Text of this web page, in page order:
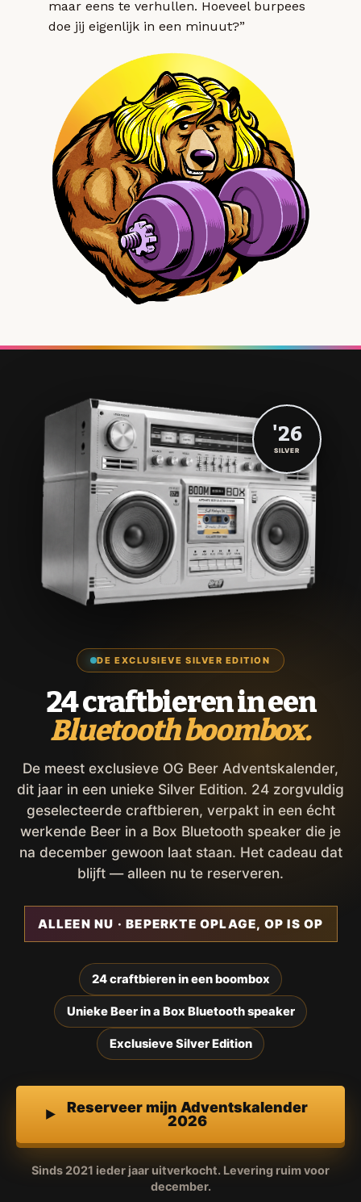
maar eens te verhullen. Hoeveel burpees
doe jij eigenlijk in een minuut?”
DE EXCLUSIEVE SILVER EDITION
24 craftbieren in een
Bluetooth boombox.
De meest exclusieve OG Beer Adventskalender,
dit jaar in een unieke Silver Edition. 24 zorgvuldig
geselecteerde craftbieren, verpakt in een écht
werkende Beer in a Box Bluetooth speaker die je
na december gewoon laat staan. Het cadeau dat
blijft — alleen nu te reserveren.
ALLEEN NU · BEPERKTE OPLAGE, OP IS OP
24 craftbieren in een boombox
Unieke Beer in a Box Bluetooth speaker
Exclusieve Silver Edition
Reserveer mijn Adventskalender
2026
Sinds 2021 ieder jaar uitverkocht. Levering ruim voor
december.
'26
SILVER